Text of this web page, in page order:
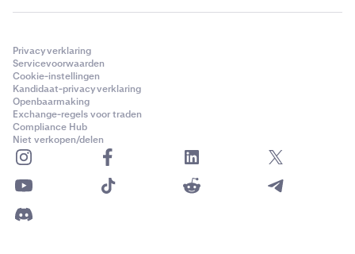
Privacyverklaring
Servicevoorwaarden
Cookie-instellingen
Kandidaat-privacyverklaring
Openbaarmaking
Exchange-regels voor traden
Compliance Hub
Niet verkopen/delen